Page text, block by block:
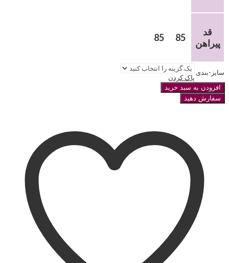
85 85
قد
پیراهن
سایز-بندی
پاک کردن
افزودن به سبد خرید
سفارش دهید